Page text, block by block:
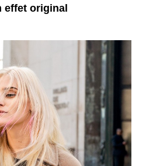
effet original